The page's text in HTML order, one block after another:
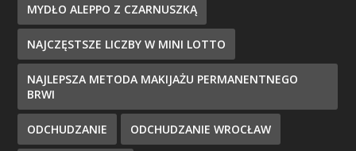
MYDŁO ALEPPO Z CZARNUSZKĄ
NAJCZĘSTSZE LICZBY W MINI LOTTO
NAJLEPSZA METODA MAKIJAŻU PERMANENTNEGO
BRWI
ODCHUDZANIE ODCHUDZANIE WROCŁAW